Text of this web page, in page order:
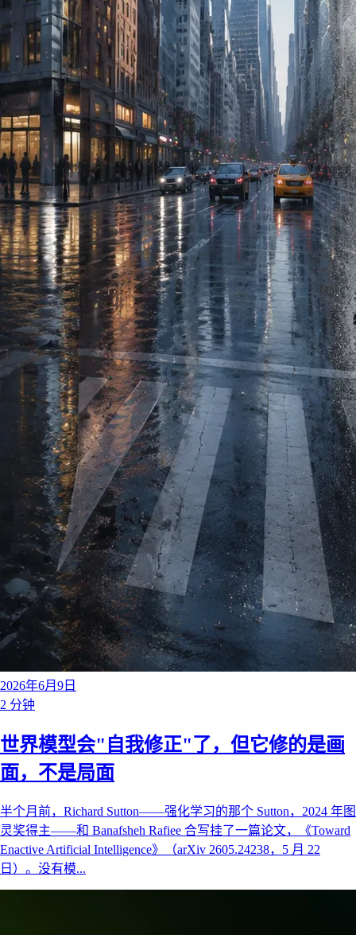
2026年6月9日
2 分钟
世界模型会"自我修正"了，但它修的是画
面，不是局面
半个月前，Richard Sutton——强化学习的那个 Sutton，2024 年图
灵奖得主——和 Banafsheh Rafiee 合写挂了一篇论文，《Toward
Enactive Artificial Intelligence》（arXiv 2605.24238，5 月 22
日）。没有模...